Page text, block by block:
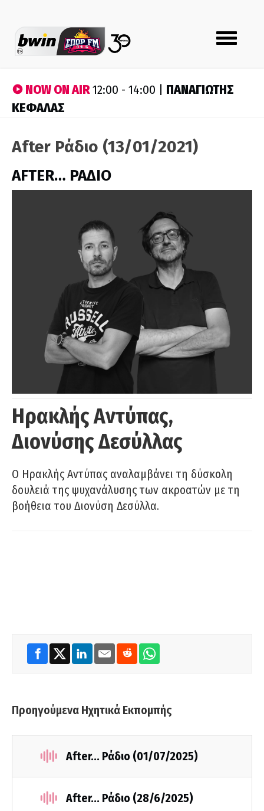
Toggle
navigation
NOW ON AIR12:00 - 14:00 | ΠΑΝΑΓΙΩΤΗΣ
ΚΕΦΑΛΑΣ
After Ράδιο (13/01/2021)
AFTER… ΡΑΔΙΟ
Ηρακλής Αντύπας,
Διονύσης Δεσύλλας
Ο Ηρακλής Αντύπας αναλαμβάνει τη δύσκολη
δουλειά της ψυχανάλυσης των ακροατών με τη
βοήθεια του Διονύση Δεσύλλα.
Προηγούμενα Ηχητικά Εκπομπής
After... Ράδιο (01/07/2025)
After... Ράδιο (28/6/2025)